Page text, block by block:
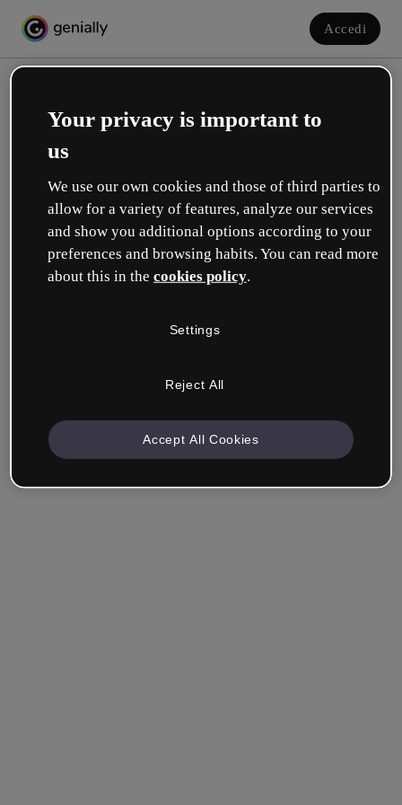
Accedi
Crea il tuo account gratuito!
Quale opzione ti descrive meglio?
Azienda e Professionisti
un altro settore.
Your privacy is important to
us
We use our own cookies and those of third parties to
allow for a variety of features, analyze our services
and show you additional options according to your
preferences and browsing habits. You can read more
about this in the cookies policy.
Settings
Reject All
Accept All Cookies